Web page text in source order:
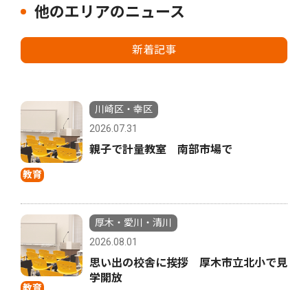
他のエリアのニュース
新着記事
教育
川崎区・幸区
2026.07.31
親子で計量教室 南部市場で
教育
厚木・愛川・清川
2026.08.01
思い出の校舎に挨拶 厚木市立北小で見
学開放